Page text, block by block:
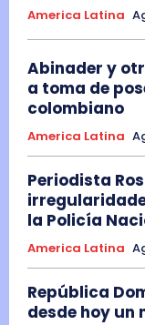
America Latina
Abinader y
a toma de
colombiano
America Latina
Periodista
la Policía
America Latina
República
desde hoy un